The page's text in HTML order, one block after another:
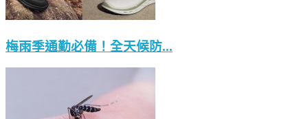
梅雨季通勤必備！全天候防...